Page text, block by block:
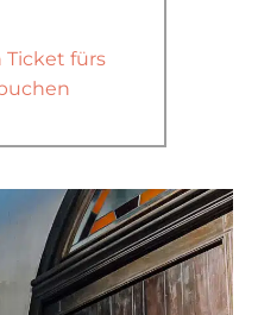
Ticket fürs